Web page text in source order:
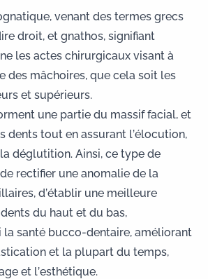
, venant des termes grecs
droit, et gnathos, signifiant
les actes chirurgicaux visant à
des mâchoires, que cela soit les
et supérieurs.
une partie du massif facial, et
dents tout en assurant l’élocution,
déglutition. Ainsi, ce type de
rectifier une anomalie de la
d’établir une meilleure
du haut et du bas,
la santé bucco-dentaire, améliorant
et la plupart du temps,
et l’esthétique.